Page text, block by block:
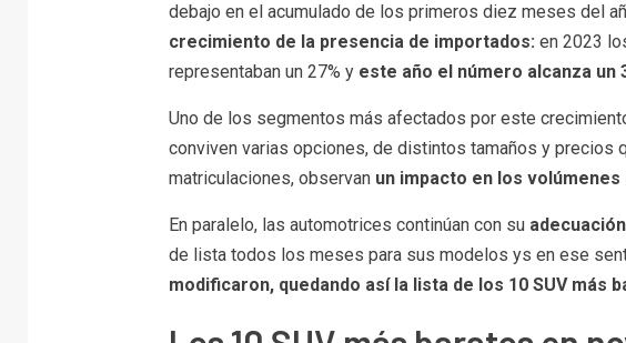
debajo en el acumulado de los primeros diez meses del
crecimiento de la presencia de importados: en 2023
representaban un 27% y este año el número alcanza un
Uno de los segmentos más afectados por este
conviven varias opciones, de distintos tamaños y precios
matriculaciones, observan un impacto en los volúmenes
En paralelo, las automotrices continúan con su
de lista todos los meses para sus modelos ys en ese
modificaron, quedando así la lista de los 10 SUV más